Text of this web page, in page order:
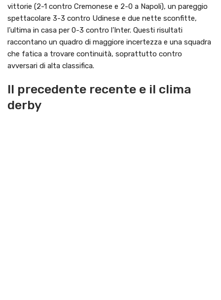
vittorie (2-1 contro Cremonese e 2-0 a Napoli), un pareggio
spettacolare 3-3 contro Udinese e due nette sconfitte,
l’ultima in casa per 0-3 contro l’Inter. Questi risultati
raccontano un quadro di maggiore incertezza e una squadra
che fatica a trovare continuità, soprattutto contro
avversari di alta classifica.
Il precedente recente e il clima
derby